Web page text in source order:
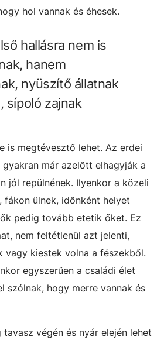
hol vannak és éhesek.
hallásra nem is
hanem
nyüszítő állatnak
sípoló zajnak
is megtévesztő lehet. Az erdei
már azelőtt elhagyják a
jól repülnének. Ilyenkor a közeli
fákon ülnek, időnként helyet
pedig tovább etetik őket. Ez
nem feltétlenül azt jelenti,
vagy kiestek volna a fészekből.
egyszerűen a családi élet
szólnak, hogy merre vannak és
végén és nyár elején lehet